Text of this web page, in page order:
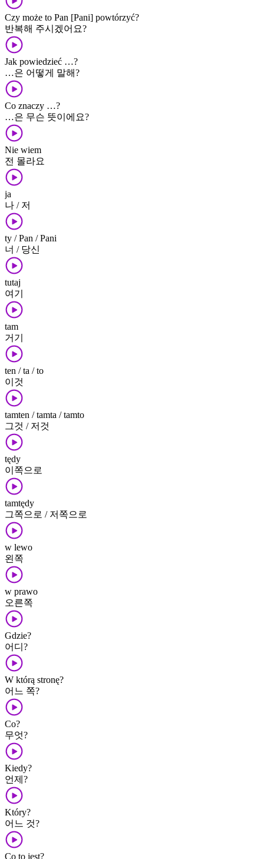
Czy może to Pan [Pani] powtórzyć?
반복해 주시겠어요?
Jak powiedzieć …?
…은 어떻게 말해?
Co znaczy …?
…은 무슨 뜻이에요?
Nie wiem
전 몰라요
ja
나 / 저
ty / Pan / Pani
너 / 당신
tutaj
여기
tam
거기
ten / ta / to
이것
tamten / tamta / tamto
그것 / 저것
tędy
이쪽으로
tamtędy
그쪽으로 / 저쪽으로
w lewo
왼쪽
w prawo
오른쪽
Gdzie?
어디?
W którą stronę?
어느 쪽?
Co?
무엇?
Kiedy?
언제?
Który?
어느 것?
Co to jest?